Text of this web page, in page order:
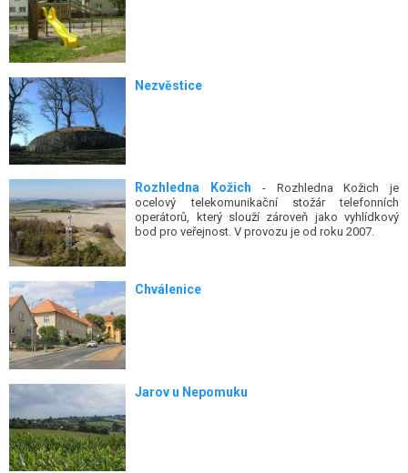
Nezvěstice
Rozhledna Kožich - Rozhledna Kožich je
ocelový telekomunikační stožár telefonních
operátorů, který slouží zároveň jako vyhlídkový
bod pro veřejnost. V provozu je od roku 2007.
Chválenice
Jarov u Nepomuku